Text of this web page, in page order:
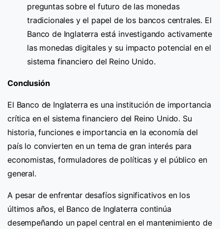
preguntas sobre el futuro de las monedas
tradicionales y el papel de los bancos centrales. El
Banco de Inglaterra está investigando activamente
las monedas digitales y su impacto potencial en el
sistema financiero del Reino Unido.
Conclusión
El Banco de Inglaterra es una institución de importancia
crítica en el sistema financiero del Reino Unido. Su
historia, funciones e importancia en la economía del
país lo convierten en un tema de gran interés para
economistas, formuladores de políticas y el público en
general.
A pesar de enfrentar desafíos significativos en los
últimos años, el Banco de Inglaterra continúa
desempeñando un papel central en el mantenimiento de